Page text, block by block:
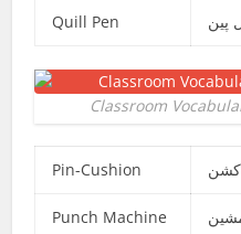
Quill Pen پین
Classroom
Pin-Cushion کشن
Punch Machine